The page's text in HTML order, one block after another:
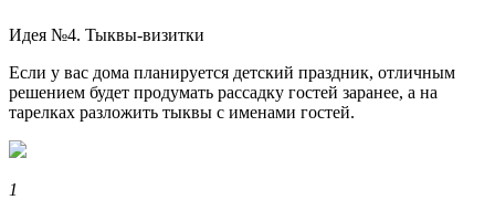
Идея №4. Тыквы-визитки
Если у вас дома планируется детский праздник, отличным
решением будет продумать рассадку гостей заранее, а на
тарелках разложить тыквы с именами гостей.
1